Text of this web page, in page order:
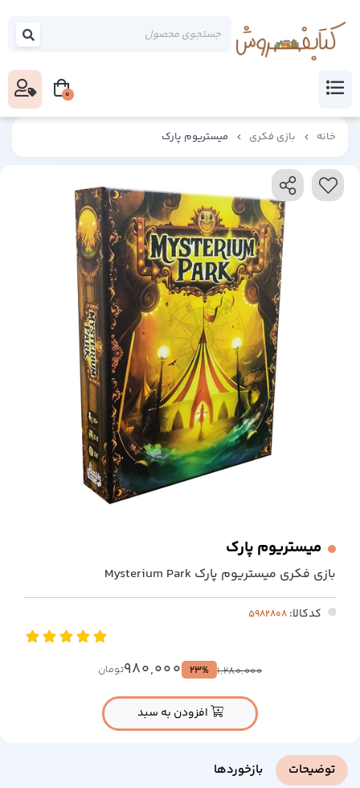
خانه بازی فکری میستریوم پارک
میستریوم پارک
بازی فکری میستریوم پارک Mysterium Park
کدکالا:
1,280,000
23%
980,000تومان
افزودن به سبد
توضیحات بازخوردها
0